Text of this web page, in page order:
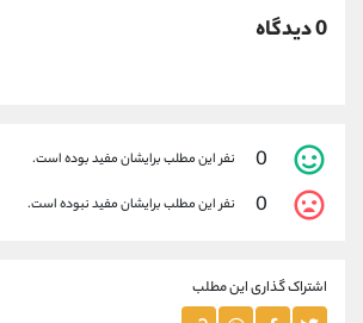
0 دیدگاه
0 نفر این مطلب برایشان مفید بوده است.
0 نفر این مطلب برایشان مفید نبوده است.
اشتراک گذاری این مطلب